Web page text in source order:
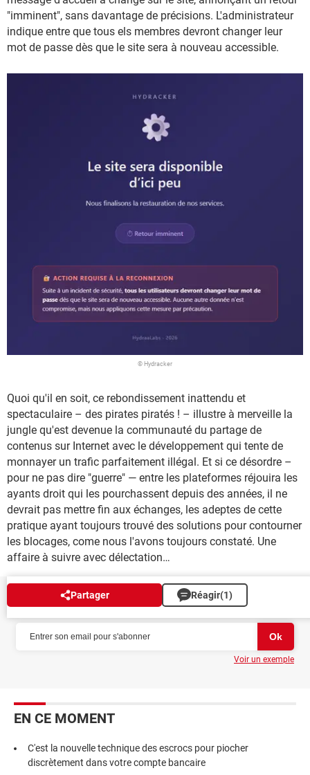
"imminent", sans davantage de précisions. L'administrateur
indique entre que tous els membres devront changer leur
mot de passe dès que le site sera à nouveau accessible.
© Hydracker
Quoi qu'il en soit, ce rebondissement inattendu et
spectaculaire – des pirates piratés ! – illustre à merveille la
jungle qu'est devenue la communauté du partage de
contenus sur Internet avec le développement qui tente de
monnayer un trafic parfaitement illégal. Et si ce désordre –
pour ne pas dire "guerre" — entre les plateformes réjouira les
ayants droit qui les pourchassent depuis des années, il ne
devrait pas mettre fin aux échanges, les adeptes de cette
pratique ayant toujours trouvé des solutions pour contourner
les blocages, come nous l'avons toujours constaté. Une
affaire à suivre avec délectation…
Partager Réagir(1)
NEWSLETTER
Voir un exemple
EN CE MOMENT
C'est la nouvelle technique des escrocs pour piocher
discrètement dans votre compte bancaire